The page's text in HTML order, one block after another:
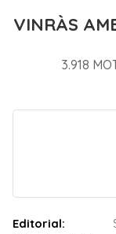
VINRÀS
3.918
Editorial: